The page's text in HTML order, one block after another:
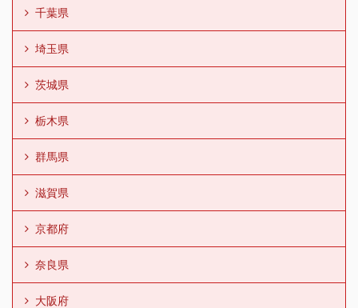
千葉県
埼玉県
茨城県
栃木県
群馬県
滋賀県
京都府
奈良県
大阪府